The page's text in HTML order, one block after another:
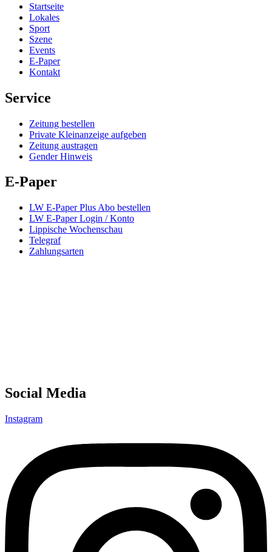
Startseite
Lokales
Sport
Szene
Events
E-Paper
Kontakt
Service
Zeitung bestellen
Private Kleinanzeige aufgeben
Zeitung austragen
Gender Hinweis
E-Paper
LW E-Paper Plus Abo bestellen
LW E-Paper Login / Konto
Lippische Wochenschau
Telegraf
Zahlungsarten
Social Media
Instagram